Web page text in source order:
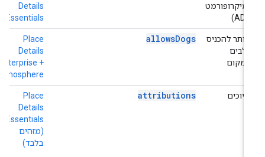
(מיקרופורמט
Details
Essentials
מותר להכניס
למקום
allowsDogs
Place
Details
Enterprise +
Atmosphere
שיוכים attributions
Place
Details
Essentials
(מזהים
בלבד)